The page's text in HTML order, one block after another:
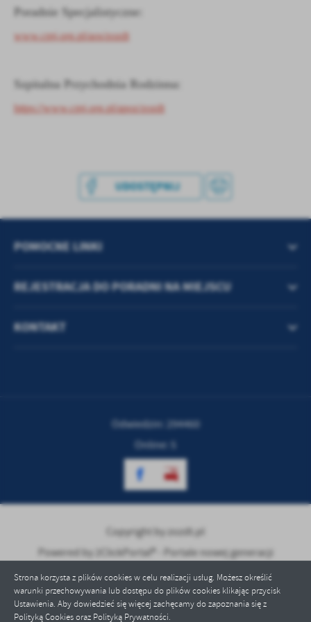
Strona korzysta z plików cookies w celu realizacji usług. Możesz określić
warunki przechowywania lub dostępu do plików cookies klikając przycisk
Ustawienia. Aby dowiedzieć się więcej zachęcamy do zapoznania się z
Polityką Cookies oraz Polityką Prywatności.
treści w postaci wiadomości, ofert, komunikatów mediów
społecznościowych.
Poradnie Specjalistyczne:
www.cmj.org.pl/aos/zozdt
Szpitalna Przychodnia Rodzinna:
https://www.cmj.org.pl/apoz/zozdt
UDOSTĘPNIJ
POMOCNE LINKI
REJESTRACJA DO PORADNI NA MIEJSCU
KONTAKT
Odwiedzin: 294460
Online: 5
Copyright by zozdt.pl
Powered by
2ClickPortal® - Portale nowej generacji